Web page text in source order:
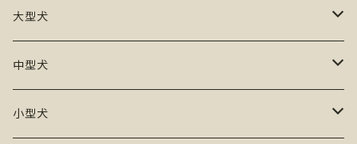
初級＋【★★☆☆☆】ふつう
35%OFF
40%OFF
再入荷なし！
ぬいぐるみ
ボール
噛むおもちゃ
エチケット
T -シャツ
パーカー
タンクトップ
早食い防止
おやつ入れ可能
知育【エンリッチメント】
Toothbrushes【歯ブラシ】
Poop Pickup【うんち処理】
Brushes【ブラシ】
大型犬
おもちゃ
お洋服
中型犬
おもちゃ
小型犬